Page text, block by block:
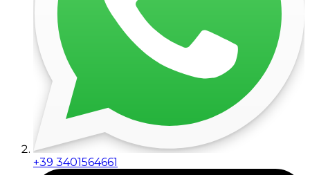
+39 3401564661